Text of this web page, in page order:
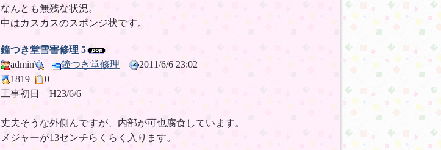
なんとも無残な状況。
中はカスカスのスポンジ状です。
鐘つき堂雪害修理 5
admin
鐘つき堂修理
2011/6/6 23:02
1819
0
工事初日 H23/6/6
丈夫そうな外側んですが、内部が可也腐食しています。
メジャーが13センチらくらく入ります。